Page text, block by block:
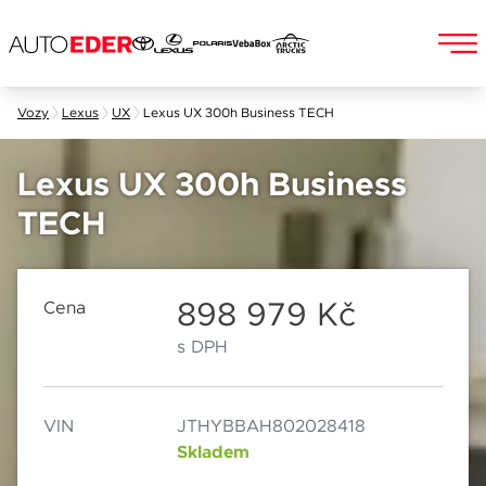
Vozy Lexus UX Lexus UX 300h Business TECH
Lexus UX 300h Business
TECH
Cena 898 979 Kč
s DPH
VIN JTHYBBAH802028418
Skladem
Chebská 392/116B
360 01 Karlovy Vary
Po–Pá: 8:00–18:00
So: 8:00–12:00
Datum
Jméno a příjmení